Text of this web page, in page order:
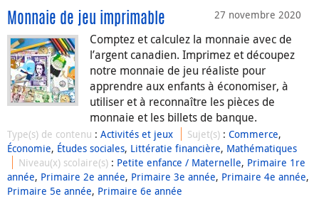
27 novembre 2020
Monnaie de jeu imprimable
Comptez et calculez la monnaie avec de
l’argent canadien. Imprimez et découpez
notre monnaie de jeu réaliste pour
apprendre aux enfants à économiser, à
utiliser et à reconnaître les pièces de
monnaie et les billets de banque.
Type(s) de contenu : Activités et jeux Sujet(s) :Commerce,
Économie, Études sociales, Littératie financière, Mathématiques
Niveau(x) scolaire(s) : Petite enfance / Maternelle, Primaire 1re
année, Primaire 2e année, Primaire 3e année, Primaire 4e année,
Primaire 5e année, Primaire 6e année